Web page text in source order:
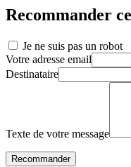
Recommander
Je ne suis pas un robot
Votre adresse email
Destinataire
Texte de votre message